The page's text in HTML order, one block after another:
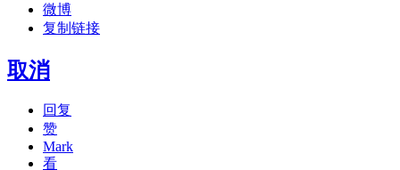
微博
复制链接
取消
回复
赞
Mark
看